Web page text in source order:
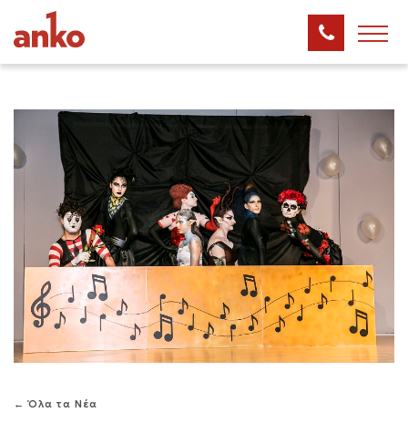
← Όλα τα Νέα